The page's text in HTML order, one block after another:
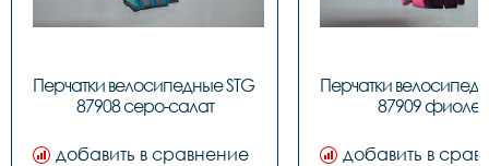
Перчатки велосипедные STG
87908 серо-салат
добавить в сравнение
Перчатки
87909 фиолет
добавить в